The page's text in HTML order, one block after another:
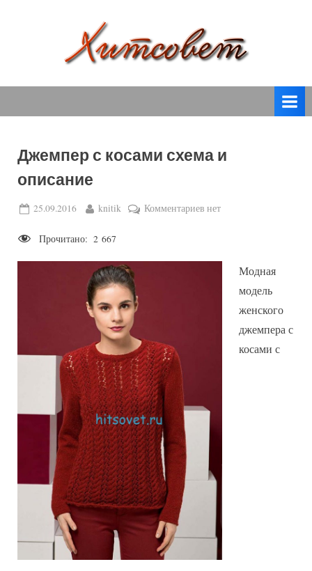
т
о
е
спицами,
крючком,
вязаные
модели
описанием
Джемпер с косами схема и
описание
Posted
25.09.2016 By
knitik Комментариевкнет
Прочитано: 2 667
Модная
модель
женского
джемпера с
косами с